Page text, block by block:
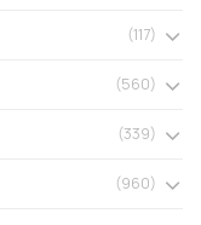
(117)
(560)
(339)
(960)